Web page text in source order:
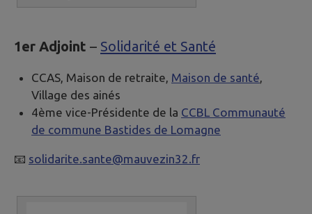
1er Adjoint – Solidarité et Santé
CCAS, Maison de retraite, Maison de santé,
Village des ainés
4ème vice-Présidente de la CCBL Communauté
de commune Bastides de Lomagne
📧 solidarite.sante@mauvezin32.fr